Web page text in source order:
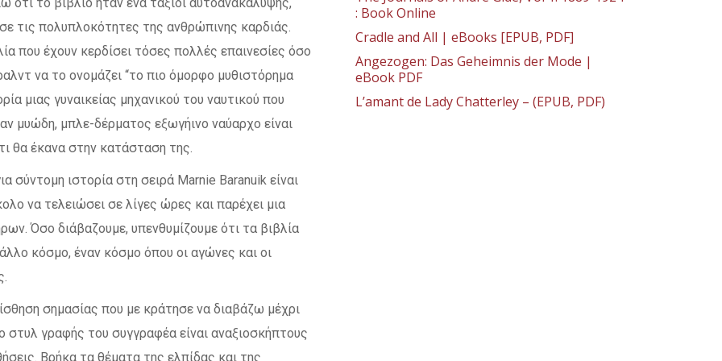
τις πολυπλοκότητες της ανθρώπινης καρδιάς.
που έχουν κερδίσει τόσες πολλές επαινεσίες όσο
να το ονομάζει “το πιο όμορφο μυθιστόρημα
μιας γυναικείας μηχανικού του ναυτικού που
μυώδη, μπλε-δέρματος εξωγήινο ναύαρχο είναι
θα έκανα στην κατάσταση της.
σύντομη ιστορία στη σειρά Marnie Baranuik είναι
να τελειώσει σε λίγες ώρες και παρέχει μια
Όσο διάβαζουμε, υπενθυμίζουμε ότι τα βιβλία
κόσμο, έναν κόσμο όπου οι αγώνες και οι
σημασίας που με κράτησε να διαβάζω μέχρι
στυλ γραφής του συγγραφέα είναι αναξιοσκήπτους
Βρήκα τα θέματα της ελπίδας και της
: Book Online
Cradle and All | eBooks [EPUB, PDF]
Angezogen: Das Geheimnis der Mode |
eBook PDF
L’amant de Lady Chatterley – (EPUB, PDF)